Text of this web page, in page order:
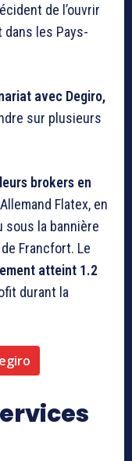
de l’ouvrir
les Pays-
avec Degiro,
sur plusieurs
brokers en
Flatex, en
sous la bannière
Francfort. Le
atteint 1.2
durant la